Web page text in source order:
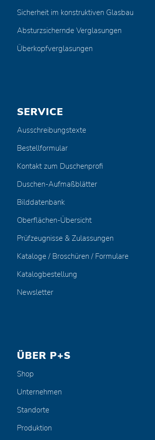
Sicherheit im konstruktiven Glasbau
Absturzsichernde Verglasungen
Überkopfverglasungen
SERVICE
Ausschreibungstexte
Bestellformular
Kontakt zum Duschenprofi
Duschen-Aufmaßblätter
Bilddatenbank
Oberflächen-Übersicht
Prüfzeugnisse & Zulassungen
Kataloge / Broschüren / Formulare
Katalogbestellung
Newsletter
ÜBER P+S
Shop
Unternehmen
Standorte
Produktion